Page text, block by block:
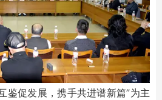
促发展，携手共进谱新篇”为主